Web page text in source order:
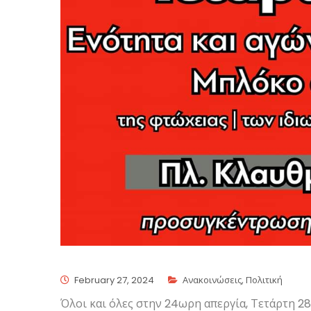
February 27, 2024 Ανακοινώσεις, Πολιτική
Όλοι και όλες στην 24ωρη απεργία, Τετάρτη